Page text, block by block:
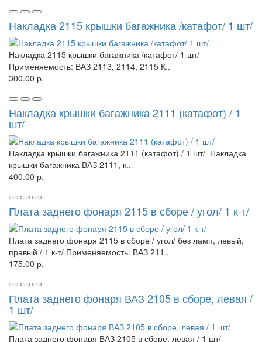
Накладка 2115 крышки багажника /катафот/ 1 шт/
Накладка 2115 крышки багажника /катафот/ 1 шт/
Применяемость: ВАЗ 2113, 2114, 2115 К..
300.00 р.
Накладка крышки багажника 2111 (катафот) / 1
шт/
Накладка крышки багажника 2111 (катафот) / 1 шт/ Накладка
крышки багажника ВАЗ 2111, к..
400.00 р.
Плата заднего фонаря 2115 в сборе / угол/ 1 к-т/
Плата заднего фонаря 2115 в сборе / угол/ без ламп, левый,
правый / 1 к-т/ Применяемость: ВАЗ 211..
175.00 р.
Плата заднего фонаря ВАЗ 2105 в сборе, левая /
1 шт/
Плата заднего фонаря ВАЗ 2105 в сборе, левая / 1 шт/